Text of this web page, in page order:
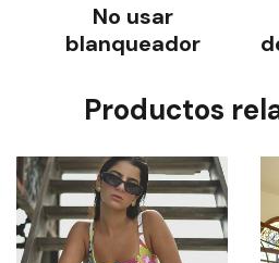
Usar un
detergente suave
Productos